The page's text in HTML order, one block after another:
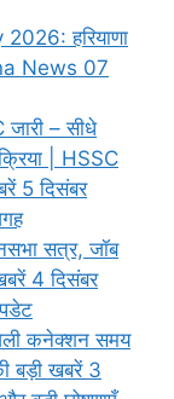
हरियाणा
News 07
– सीधे
| HSSC
5 दिसंबर
सत्र, जॉब
4 दिसंबर
कनेक्शन समय
बड़ी खबरें 3